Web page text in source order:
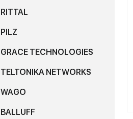
RITTAL
PILZ
GRACE TECHNOLOGIES
TELTONIKA NETWORKS
WAGO
BALLUFF